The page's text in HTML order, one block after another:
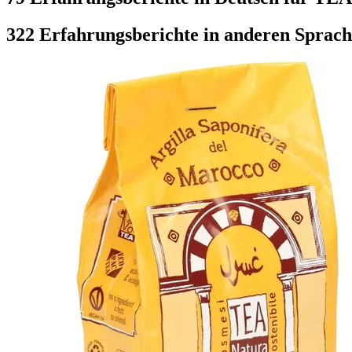
322 Erfahrungsberichte in anderen